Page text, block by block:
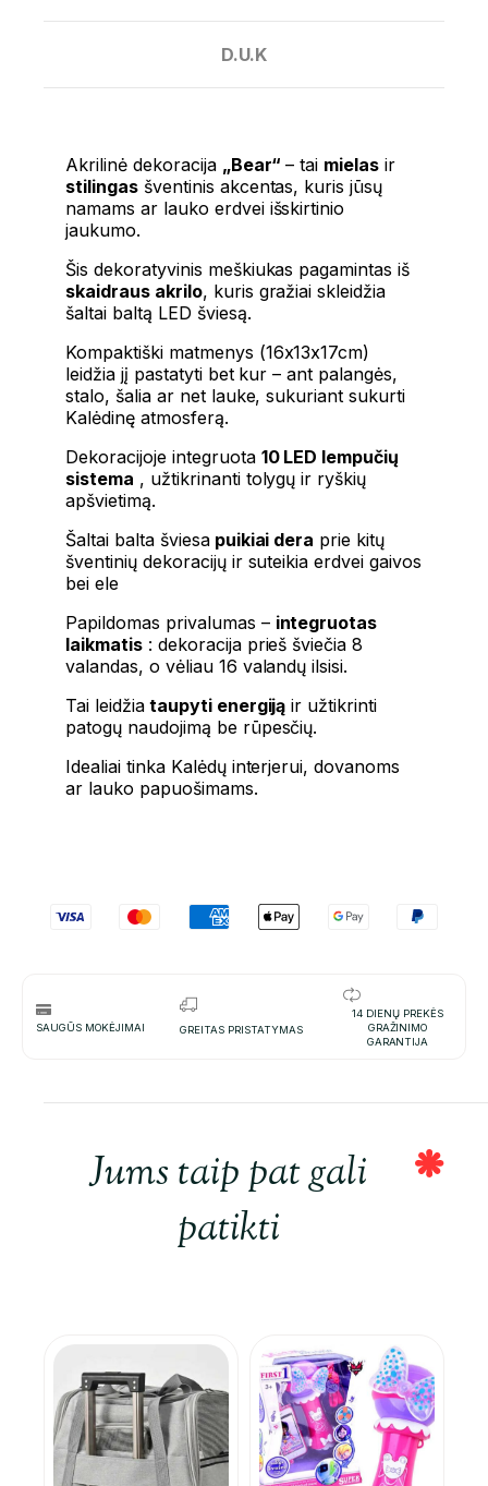
D.U.K
Akrilinė dekoracija „Bear“ – tai mielas ir
stilingasšventinis akcentas, kuris jūsų
namams ar lauko erdvei išskirtinio
jaukumo.
Šis dekoratyvinis meškiukas pagamintas iš
skaidraus akrilo, kuris gražiai skleidžia
šaltai baltą LED šviesą.
Kompaktiški matmenys (16x13x17cm)
leidžia jį pastatyti bet kur – ant palangės,
stalo, šalia ar net lauke, sukuriant sukurti
Kalėdinę atmosferą.
Dekoracijoje integruota 10 LED lempučių
sistema , užtikrinanti tolygų ir ryškių
apšvietimą.
Šaltai balta šviesapuikiai dera prie kitų
šventinių dekoracijų ir suteikia erdvei gaivos
bei ele
Papildomas privalumas – integruotas
laikmatis: dekoracija prieš šviečia 8
valandas, o vėliau 16 valandų ilsisi.
Tai leidžiataupyti energiją ir užtikrinti
patogų naudojimą be rūpesčių.
Idealiai tinka Kalėdų interjerui, dovanoms
ar lauko papuošimams.
SAUGŪS MOKĖJIMAI GREITAS PRISTATYMAS
14 DIENŲ PREKĖS
GRAŽINIMO
GARANTIJA
Jums taip pat gali
patikti